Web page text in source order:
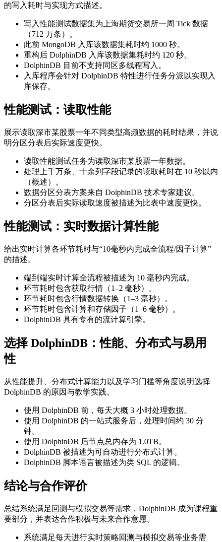
的写入耗时与实现方式描述。
写入性能测试数据集为上海期货交易所一周 Tick 数据
（712 万条）。
此前 MongoDB 入库该数据集耗时约 1000 秒。
重构后 DolphinDB 入库该数据集耗时约 120 秒。
DolphinDB 目前不支持同区多线程写入。
入库程序会针对 DolphinDB 特性进行任务分派以实现入
库保存。
性能测试：读取性能
展示读取深市某股票一年不同类型高频数据的耗时结果，并说
明分区分表后实际速度更快。
读取性能测试任务为读取深市某股票一年数据。
处理上千万条、十余列字段记录的读取耗时在 10 秒以内
（概述）。
数据分区分表方案来自 DolphinDB 技术专家建议。
分区分表后实际读取速度被描述为比表中速度更快。
性能测试：实时数据计算性能
给出实时计算各环节耗时与“10毫秒内完成全流程/因子计算”
的描述。
端到端实时计算全流程被描述为 10 毫秒内完成。
环节耗时包含获取行情（1–2 毫秒）。
环节耗时包含行情数据转换（1–3 毫秒）。
环节耗时包含计算和存储因子（1–6 毫秒）。
DolphinDB 具有专有的流计算引擎。
选择 DolphinDB：性能、分布式与易用
性
从性能提升、分布式计算能力以及学习门槛等角度说明选择
DolphinDB 的原因与教学实践。
使用 DolphinDB 前，每天大概 3 小时处理数据。
使用 DolphinDB 的一站式服务后，处理时间约 30 分
钟。
使用 DolphinDB 后节点总内存为 1.0TB。
DolphinDB 被描述为可自动进行分布式计算。
DolphinDB 脚本语言被描述为类 SQL 的逻辑。
结论与合作评价
总结系统满足回测与模拟交易等需求，DolphinDB 成为课程重
要部分，并表达合作积极与未来合作意愿。
系统满足每天进行实时策略回测与模拟交易等业务需